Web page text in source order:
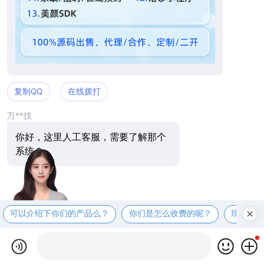
复制QQ 在线拨打
万**技
你好，这里人工客服，需要了解那个
系统？
可以介绍下你们的产品么？ 你们是怎么收费的呢？ 现在有